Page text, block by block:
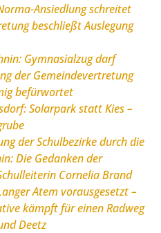
Ansiedlung schreitet
beschließt Auslegung
Gymnasialzug darf
der Gemeindevertretung
befürwortet
Solarpark statt Kies –
der Schulbezirke durch die
Die Gedanken der
Cornelia Brand
Atem vorausgesetzt –
kämpft für einen Radweg
Deetz